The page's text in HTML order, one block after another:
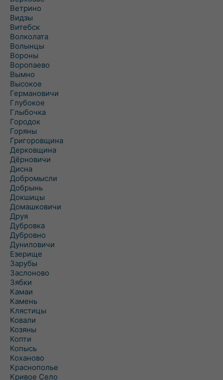
Ветрино
Видзы
Витебск
Волколата
Волынцы
Вороны
Воропаево
Вымно
Высокое
Германовичи
Глубокое
Глыбочка
Городок
Горяны
Григоровщина
Дерковщина
Дёрновичи
Дисна
Добромысли
Добрынь
Докшицы
Домашковичи
Друя
Дубровка
Дубровно
Дуниловичи
Езерище
Зарубы
Заслоново
Зябки
Камаи
Камень
Клястицы
Ковали
Козяны
Копти
Копысь
Коханово
Краснополье
Кривое Село